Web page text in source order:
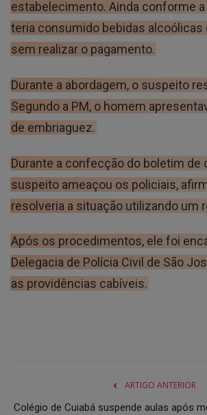
estabelecimento. Ainda conforme
teria consumido bebidas alcoólicas
sem realizar o pagamento.
Durante a abordagem, o suspeito
Segundo a PM, o homem
de embriaguez.
Durante a confecção do boletim de
suspeito ameaçou os policiais,
resolveria a situação utilizando um
Após os procedimentos, ele foi
Delegacia de Polícia Civil de São
as providências cabíveis.
ARTIGO ANTERIOR
Colégio de Cuiabá suspende aulas após